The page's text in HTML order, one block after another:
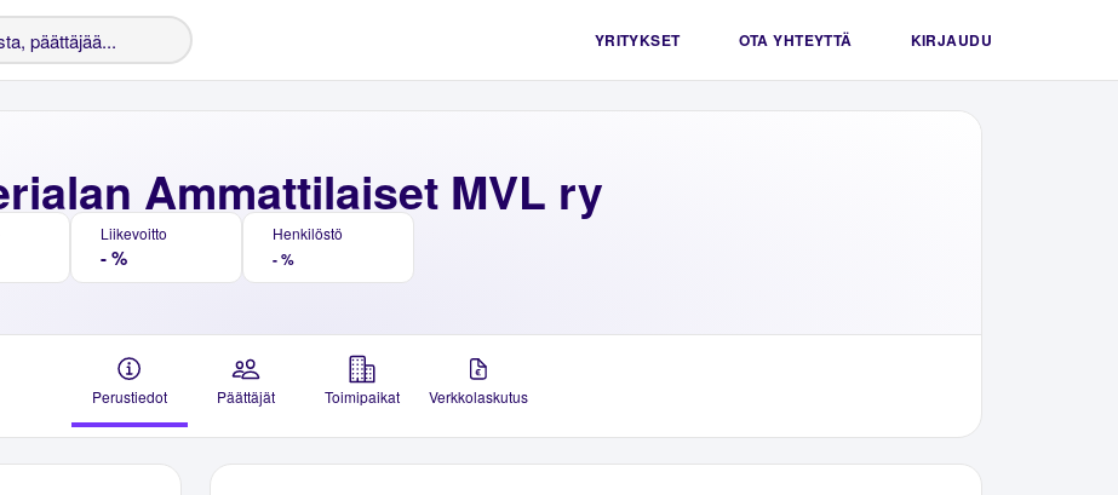
YRITYKSET OTA YHTEYTTÄ KIRJAUDU
Ammattilaiset MVL ry
Liikevoitto
- %
Henkilöstö
- %
Perustiedot Päättäjät Toimipaikat Verkkolaskutus